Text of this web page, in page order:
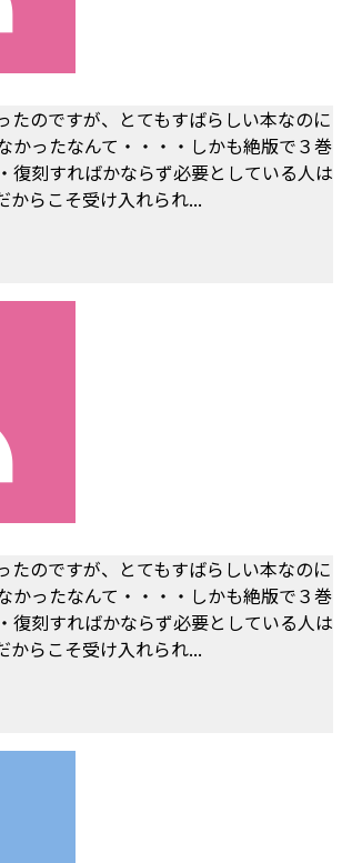
たのですが、とてもすばらしい本なのに
かったなんて・・・・しかも絶版で３巻
復刻すればかならず必要としている人は
からこそ受け入れられ...
たのですが、とてもすばらしい本なのに
かったなんて・・・・しかも絶版で３巻
復刻すればかならず必要としている人は
からこそ受け入れられ...